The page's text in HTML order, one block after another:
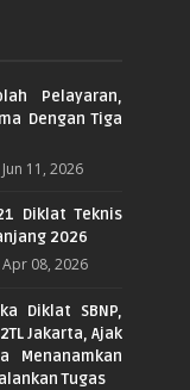
Pelayaran,
Dengan Tiga
Jun 11, 2026
Diklat Teknis
2026
Apr 08, 2026
Diklat SBNP,
Jakarta, Ajak
Menanamkan
Tugas